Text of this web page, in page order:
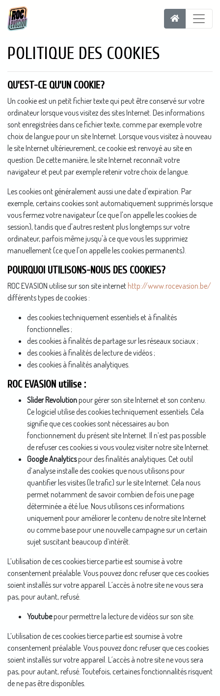
POLITIQUE DES COOKIES
QU’EST-CE QU’UN COOKIE?
Un cookie est un petit fichier texte qui peut être conservé sur votre
ordinateur lorsque vous visitez des sites Internet. Des informations
sont enregistrées dans ce fichier texte, comme par exemple votre
choix de langue pour un site Internet. Lorsque vous visitez à nouveau
le site Internet ultérieurement, ce cookie est renvoyé au site en
question. De cette manière, le site Internet reconnaît votre
navigateur et peut par exemple retenir votre choix de langue.
Les cookies ont généralement aussi une date d'expiration. Par
exemple, certains cookies sont automatiquement supprimés lorsque
vous fermez votre navigateur (ce que l'on appelle les cookies de
session), tandis que d'autres restent plus longtemps sur votre
ordinateur, parfois même jusqu'à ce que vous les supprimiez
manuellement (ce que l'on appelle les cookies permanents).
POURQUOI UTILISONS-NOUS DES COOKIES?
ROC EVASION utilise sur son site internet http://www.rocevasion.be/
différents types de cookies :
des cookies techniquement essentiels et à finalités
fonctionnelles ;
des cookies à finalités de partage sur les réseaux sociaux ;
des cookies à finalités de lecture de vidéos ;
des cookies à finalités analytiques.
ROC EVASION utilise :
Slider Revolutionpour gérer son site Internet et son contenu.
Ce logiciel utilise des cookies techniquement essentiels. Cela
signifie que ces cookies sont nécessaires au bon
fonctionnement du présent site Internet. Il n’est pas possible
de refuser ces cookies si vous voulez visiter notre site Internet.
Google Analyticspour des finalités analytiques. Cet outil
d’analyse installe des cookies que nous utilisons pour
quantifier les visites (le trafic) sur le site Internet. Cela nous
permet notamment de savoir combien de fois une page
déterminée a été lue. Nous utilisons ces informations
uniquement pour améliorer le contenu de notre site Internet
ou comme base pour une nouvelle campagne sur un certain
sujet suscitant beaucoup d’intérêt.
L’utilisation de ces cookies tierce partie est soumise à votre
consentement préalable. Vous pouvez donc refuser que ces cookies
soient installés sur votre appareil. L´accès à notre site ne vous sera
pas, pour autant, refusé.
Youtubepour permettre la lecture de vidéos sur son site.
L’utilisation de ces cookies tierce partie est soumise à votre
consentement préalable. Vous pouvez donc refuser que ces cookies
soient installés sur votre appareil. L´accès à notre site ne vous sera
pas, pour autant, refusé. Toutefois, certaines fonctionnalités risquent
de ne pas être disponibles.